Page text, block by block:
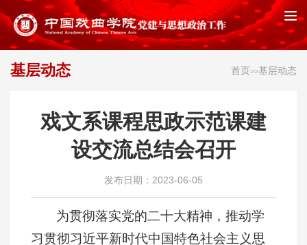
基层动态 首页>>基层动态
戏文系课程思政示范课建
设交流总结会召开
发布日期：2023-06-05
为贯彻落实党的二十大精神，推动学
习贯彻习近平新时代中国特色社会主义思